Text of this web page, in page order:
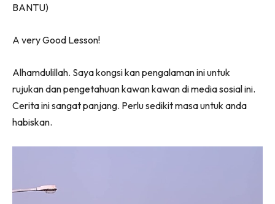
BANTU)
A very Good Lesson!
Alhamdulillah. Saya kongsi kan pengalaman ini untuk
rujukan dan pengetahuan kawan kawan di media sosial ini.
Cerita ini sangat panjang. Perlu sedikit masa untuk anda
habiskan.